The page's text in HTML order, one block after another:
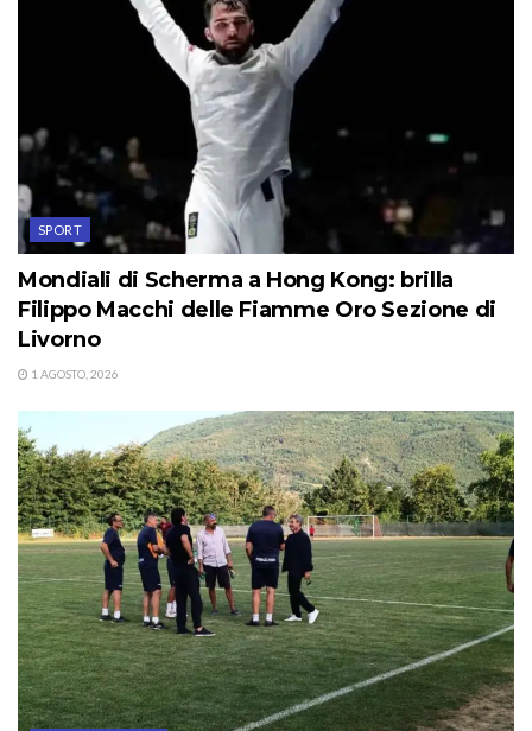
SPORT
Mondiali di Scherma a Hong Kong: brilla
Filippo Macchi delle Fiamme Oro Sezione di
Livorno
1 AGOSTO, 2026